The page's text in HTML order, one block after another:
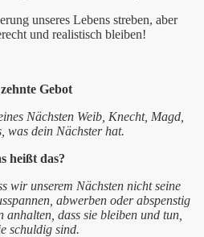
unseres Lebens streben, aber
und realistisch bleiben!
Gebot
Nächsten Weib, Knecht, Magd,
was dein Nächster hat.
heißt das?
wir unserem Nächsten nicht seine
abwerben oder abspenstig
anhalten, dass sie bleiben und tun,
schuldig sind.